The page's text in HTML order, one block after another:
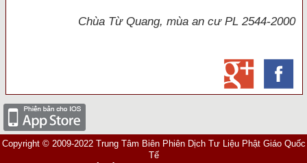
Chùa Từ Quang, mùa an cư PL 2544-2000
Copyright © 2009-2022 Trung Tâm Biên Phiên Dịch Tư Liệu Phật Giáo Quốc
Tế